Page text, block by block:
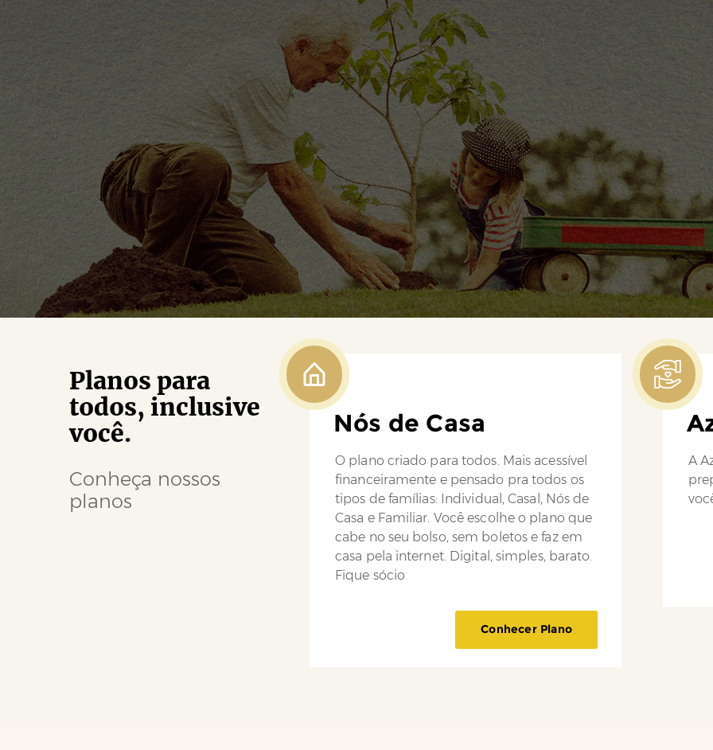
Planos para
todos, inclusive
você.
Conheça nossos
planos
Nós de Casa
O plano criado para todos. Mais acessível
financeiramente e pensado pra todos os
tipos de famílias: Individual, Casal, Nós de
Casa e Familiar. Você escolhe o plano que
cabe no seu bolso, sem boletos e faz em
casa pela internet. Digital, simples, barato.
Fique sócio
Conhecer Plano
A